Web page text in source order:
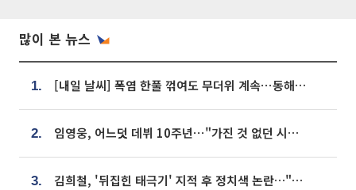
많이 본 뉴스
1. [내일 날씨] 폭염 한풀 꺾여도 무더위 계속⋯동해안 이틀 연속 비
2. 임영웅, 어느덧 데뷔 10주년⋯"가진 것 없던 시절, 내 앞엔 20명의 팬뿐"
3. 김희철, '뒤집힌 태극기' 지적 후 정치색 논란…"좌우 떠나 우리나라 국기"